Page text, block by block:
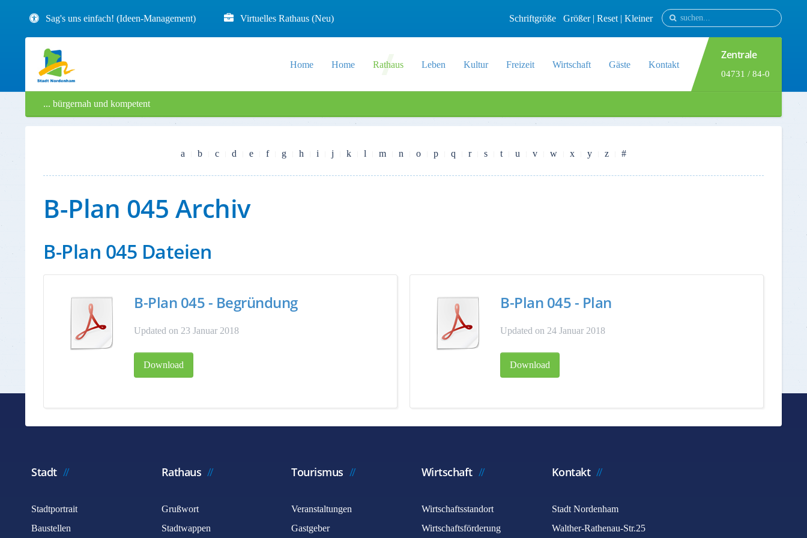
Sag's uns einfach! (Ideen-Management) Virtuelles Rathaus (Neu) Schriftgröße Größer| Reset | Kleiner
Home Home Rathaus Leben Kultur Freizeit Wirtschaft Gäste Kontakt
Zentrale
04731 / 84-0
... bürgernah und kompetent
a b c d e f g h i j k l m n o p q r s t u v w x y z #
B-Plan 045 Archiv
B-Plan 045 Dateien
B-Plan 045 - Begründung
Updated on 23 Januar 2018
Download
B-Plan 045 - Plan
Updated on 24 Januar 2018
Download
Stadt
Stadtportrait
Baustellen
Rathaus
Grußwort
Stadtwappen
Tourismus
Veranstaltungen
Gastgeber
Wirtschaft
Wirtschaftsstandort
Wirtschaftsförderung
Kontakt
Stadt Nordenham
Walther-Rathenau-Str.25